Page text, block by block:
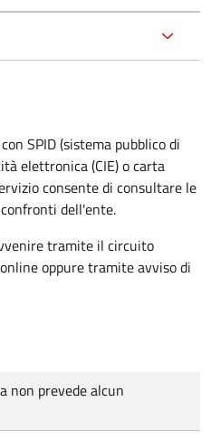
SPID (sistema pubblico di
elettronica (CIE) o carta
consente di consultare le
dell'ente.
tramite il circuito
oppure tramite avviso di
non prevede alcun